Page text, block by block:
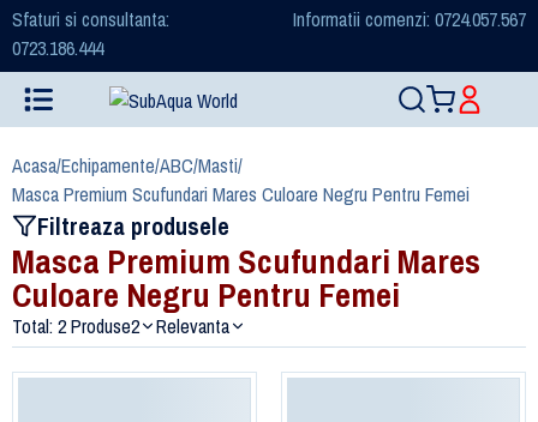
Sfaturi si consultanta:
0723.186.444
Informatii comenzi: 0724.057.567
Acasa/Echipamente/ABC/Masti/
Masca Premium Scufundari Mares Culoare Negru Pentru Femei
Filtreaza produsele
Masca Premium Scufundari Mares
Culoare Negru Pentru Femei
Total: 2 Produse2 Relevanta